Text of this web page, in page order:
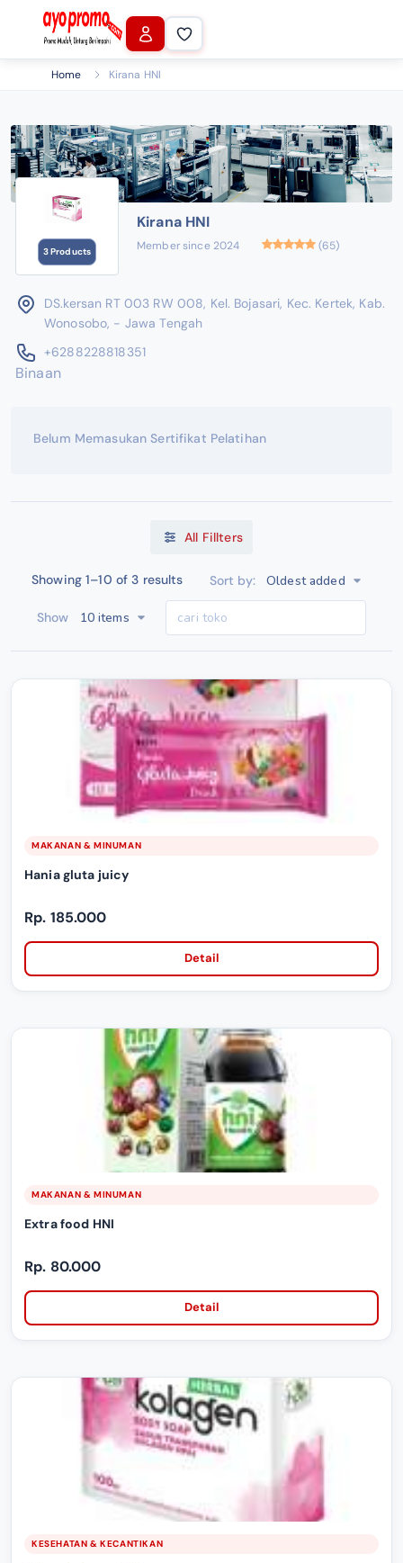
Home Kirana HNI
3 Products
Kirana HNI
Member since 2024 (65)
DS.kersan RT 003 RW 008, Kel. Bojasari, Kec. Kertek, Kab.
Wonosobo, - Jawa Tengah
+6288228818351
Binaan
Belum Memasukan Sertifikat Pelatihan
All Fillters
Showing 1–10 of 3 results Sort by: Oldest added
Show 10 items
MAKANAN & MINUMAN
Hania gluta juicy
Rp. 185.000
Detail
MAKANAN & MINUMAN
Extra food HNI
Rp. 80.000
Detail
KESEHATAN & KECANTIKAN